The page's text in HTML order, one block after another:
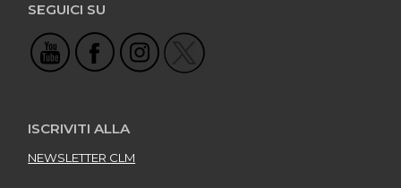
SEGUICI SU
ISCRIVITI ALLA
NEWSLETTER CLM